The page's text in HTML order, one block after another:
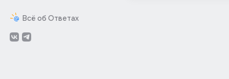
Всё об Ответах